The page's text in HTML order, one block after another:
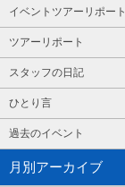
イベントツアーリポート
ツアーリポート
スタッフの日記
ひとり言
過去のイベント
月別アーカイブ